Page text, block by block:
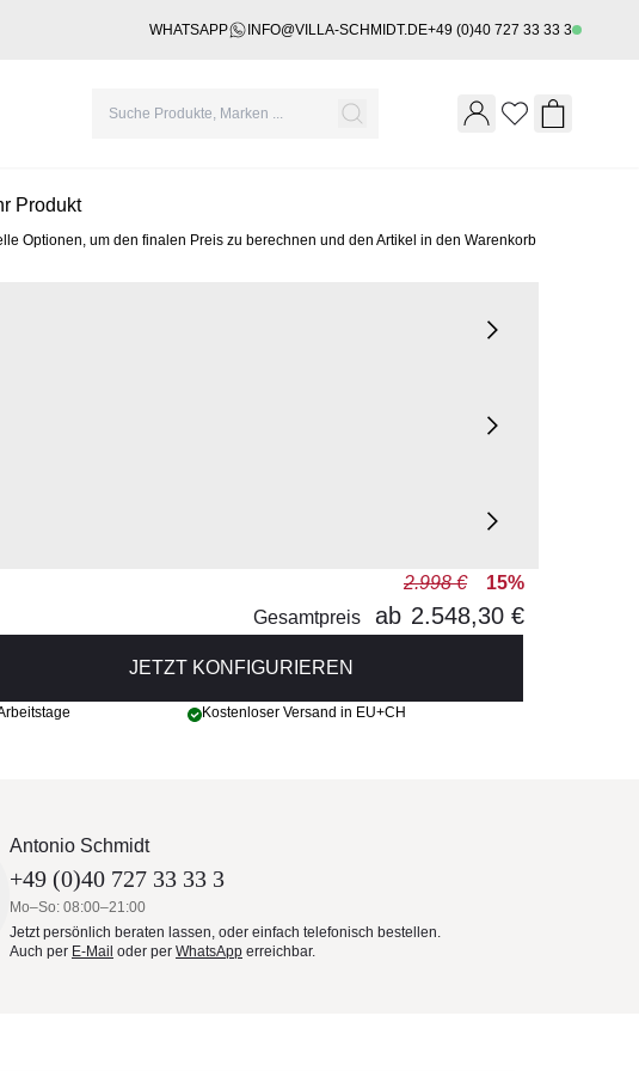
WHATSAPP INFO@VILLA-SCHMIDT.DE+49 (0)40 727 33 33 3
Wishlist
Produkt
Optionen, um den finalen Preis zu berechnen und den Artikel in den Warenkorb
2.998 €
15%
Gesamtpreis
ab 2.548,30 €
JETZT KONFIGURIEREN
Kostenloser Versand in EU+CH
Antonio Schmidt
+49 (0)40 727 33 33 3
Mo–So: 08:00–21:00
Jetzt persönlich beraten lassen, oder einfach telefonisch bestellen.
Auch per E-Mail oder per WhatsApp erreichbar.